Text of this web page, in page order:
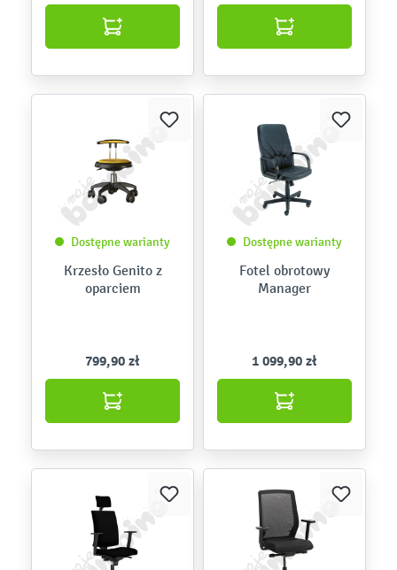
Dostępne warianty
Krzesło Genito z
oparciem
799,90 zł
Dostępne warianty
Fotel obrotowy
Manager
1 099,90 zł